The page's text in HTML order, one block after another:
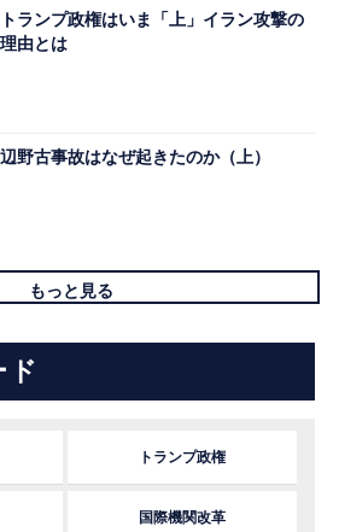
トランプ政権はいま「上」イラン攻撃の
理由とは
辺野古事故はなぜ起きたのか（上）
もっと見る
ド
トランプ政権
国際機関改革